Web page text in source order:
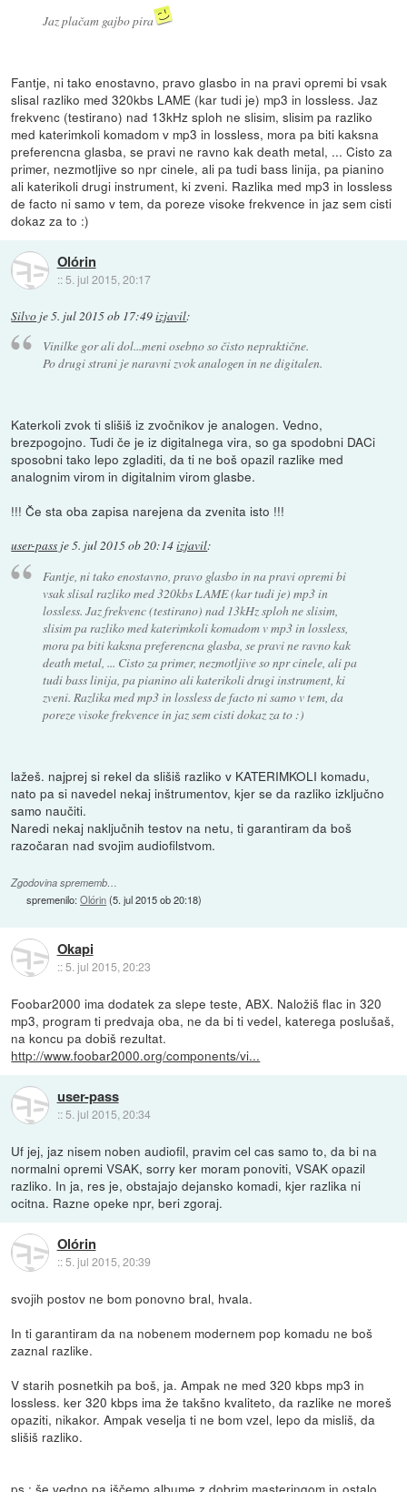
Jaz plačam gajbo pira
Fantje, ni tako enostavno, pravo glasbo in na pravi opremi bi vsak
slisal razliko med 320kbs LAME (kar tudi je) mp3 in lossless. Jaz
frekvenc (testirano) nad 13kHz sploh ne slisim, slisim pa razliko
med katerimkoli komadom v mp3 in lossless, mora pa biti kaksna
preferencna glasba, se pravi ne ravno kak death metal, ... Cisto za
primer, nezmotljive so npr cinele, ali pa tudi bass linija, pa pianino
ali katerikoli drugi instrument, ki zveni. Razlika med mp3 in lossless
de facto ni samo v tem, da poreze visoke frekvence in jaz sem cisti
dokaz za to :)
Olórin
:: 5. jul 2015, 20:17
Silvo je5. jul 2015 ob 17:49izjavil:
Vinilke gor ali dol...meni osebno so čisto nepraktične.
Po drugi strani je naravni zvok analogen in ne digitalen.
Katerkoli zvok ti slišiš iz zvočnikov je analogen. Vedno,
brezpogojno. Tudi če je iz digitalnega vira, so ga spodobni DACi
sposobni tako lepo zgladiti, da ti ne boš opazil razlike med
analognim virom in digitalnim virom glasbe.
!!! Če sta oba zapisa narejena da zvenita isto !!!
user-pass je5. jul 2015 ob 20:14izjavil:
Fantje, ni tako enostavno, pravo glasbo in na pravi opremi bi
vsak slisal razliko med 320kbs LAME (kar tudi je) mp3 in
lossless. Jaz frekvenc (testirano) nad 13kHz sploh ne slisim,
slisim pa razliko med katerimkoli komadom v mp3 in lossless,
mora pa biti kaksna preferencna glasba, se pravi ne ravno kak
death metal, ... Cisto za primer, nezmotljive so npr cinele, ali pa
tudi bass linija, pa pianino ali katerikoli drugi instrument, ki
zveni. Razlika med mp3 in lossless de facto ni samo v tem, da
poreze visoke frekvence in jaz sem cisti dokaz za to :)
lažeš. najprej si rekel da slišiš razliko v KATERIMKOLI komadu,
nato pa si navedel nekaj inštrumentov, kjer se da razliko izključno
samo naučiti.
Naredi nekaj naključnih testov na netu, ti garantiram da boš
razočaran nad svojim audiofilstvom.
Zgodovina sprememb…
spremenilo:Olórin(5. jul 2015 ob 20:18)
Okapi
::5. jul 2015, 20:23
Foobar2000 ima dodatek za slepe teste, ABX. Naložiš flac in 320
mp3, program ti predvaja oba, ne da bi ti vedel, katerega poslušaš,
na koncu pa dobiš rezultat.
http://www.foobar2000.org/components/vi...
user-pass
:: 5. jul 2015, 20:34
Uf jej, jaz nisem noben audiofil, pravim cel cas samo to, da bi na
normalni opremi VSAK, sorry ker moram ponoviti, VSAK opazil
razliko. In ja, res je, obstajajo dejansko komadi, kjer razlika ni
ocitna. Razne opeke npr, beri zgoraj.
Olórin
::5. jul 2015, 20:39
svojih postov ne bom ponovno bral, hvala.
In ti garantiram da na nobenem modernem pop komadu ne boš
zaznal razlike.
V starih posnetkih pa boš, ja. Ampak ne med 320 kbps mp3 in
lossless. ker 320 kbps ima že takšno kvaliteto, da razlike ne moreš
opaziti, nikakor. Ampak veselja ti ne bom vzel, lepo da misliš, da
slišiš razliko.
ps.: še vedno pa iščemo albume z dobrim masteringom in ostalo